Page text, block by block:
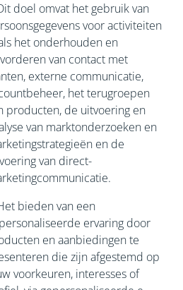
doel omvat het gebruik van
voor activiteiten
het onderhouden en
van contact met
externe communicatie,
het terugroepen
producten, de uitvoering en
van marktonderzoeken en
en de
van direct-
bieden van een
ervaring door
en aanbiedingen te
die zijn afgestemd op
voorkeuren, interesses of